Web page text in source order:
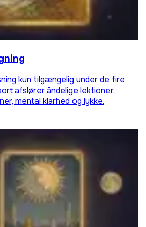
kun tilgængelig under de fire
afslører åndelige lektioner,
mental klarhed og lykke.